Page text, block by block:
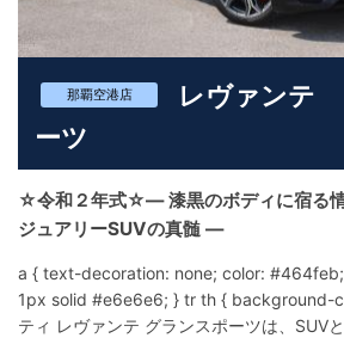
ーでお楽しみください。 ⚠下記状況でのレンタカー利用は保険及
び補償の対象外となります⚠ 絶対に走行しないでください ①ビ
ーチ及び砂浜 ②海水 ③河川 ④沼地などの舗装されていない路
害の金額を負担いただきます⚠
那覇空港店
レヴァンテ
ーツ
☆令和２年式☆― 漆黒のボディに宿る
ジュアリーSUVの真髄 ―
a { text-decoration: none; color: #464feb; } tr th, tr td { border:
1px solid #e6e6e6; } tr th { background-color: #f5f5f5; } マセラ
ティ レヴァンテ グランスポーツは、SUV